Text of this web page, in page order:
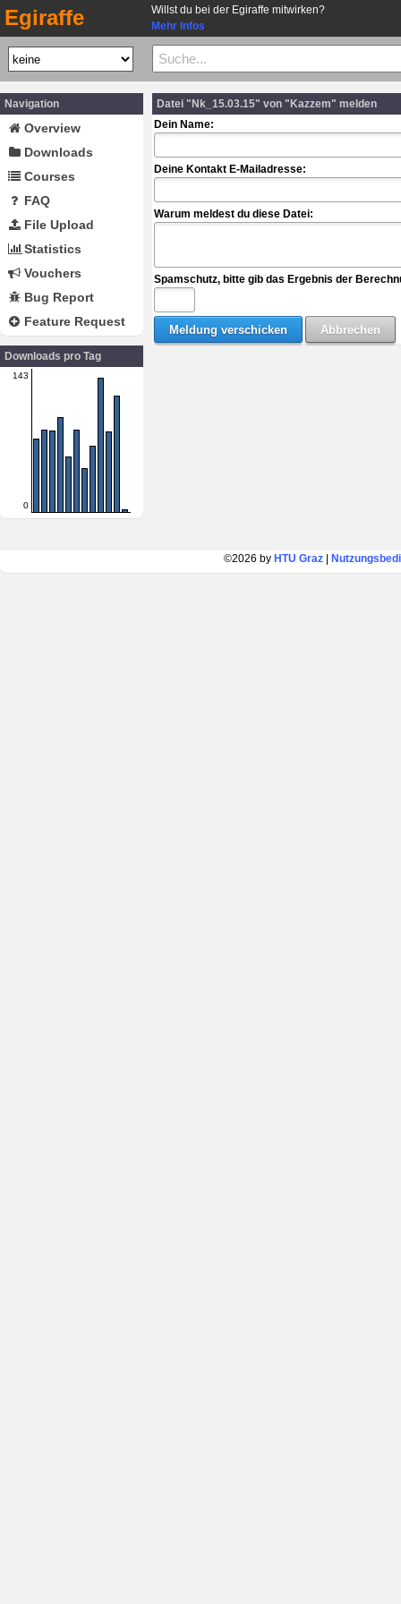
Egiraffe
Willst du bei der Egiraffe mitwirken?
Mehr Infos
Navigation
Overview
Downloads
Courses
FAQ
File Upload
Statistics
Vouchers
Bug Report
Feature Request
Downloads pro Tag
143
0
Datei "Nk_15.03.15" von "Kazzem" melden
Dein Name:
Deine Kontakt E-Mailadresse:
Warum meldest du diese Datei:
Spamschutz, bitte gib das Ergebnis der
©2026 by HTU Graz|